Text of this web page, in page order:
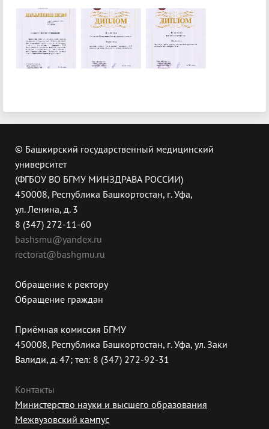
© Башкирский государственный медицинский
университет
(ФГБОУ ВО БГМУ МИНЗДРАВА РОССИИ)
450008, Республика Башкортостан, г. Уфа,
ул. Ленина, д. 3
8 (347) 272-11-60
bashsmu@yandex.ru
rectorat@bashgmu.ru
Обращение к ректору
Обращение граждан
Приёмная комиссия БГМУ
450008, Республика Башкортостан, г. Уфа, ул. Заки
Валиди, д. 47; тел: 8 (347) 272-92-31
Контакты
Министерство науки и высшего образования
Межвузовский кампус